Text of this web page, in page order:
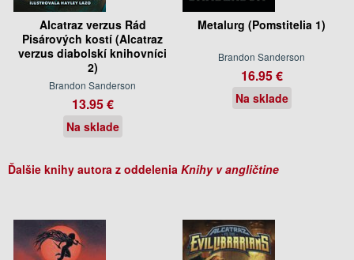
Alcatraz verzus Rád
Pisárových kostí (Alcatraz
verzus diabolskí knihovníci
2)
Brandon Sanderson
13.95 €
Na sklade
Metalurg (Pomstitelia 1)
Brandon Sanderson
16.95 €
Na sklade
Ďalšie knihy autora z oddelenia Knihy v angličtine